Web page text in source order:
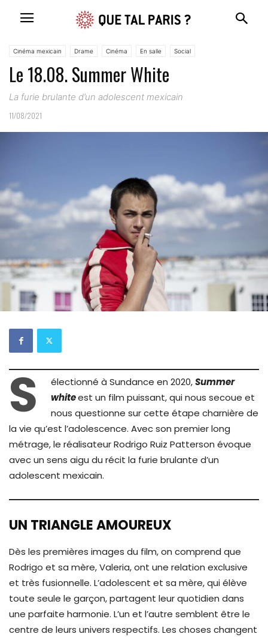
Cinéma mexicain Drame Cinéma En salle Social
Le 18.08. Summer White
La furie brulante d’un adolescent mexicain
11/08/2021
S électionné à Sundance en 2020,Summer
whiteest un film puissant, qui nous secoue et
nous questionne sur cette étape charnière de
la vie qu’est l’adolescence. Avec son premier long
métrage, le réalisateur Rodrigo Ruiz Patterson évoque
avec un sens aigu du récit la furie brulante d’un
adolescent mexicain.
UN TRIANGLE AMOUREUX
Dès les premières images du film, on comprend que
Rodrigo et sa mère, Valeria, ont une relation exclusive
et très fusionnelle. L’adolescent et sa mère, qui élève
toute seule le garçon, partagent leur quotidien dans
une parfaite harmonie. L’un et l’autre semblent être le
centre de leurs univers respectifs. Les choses changent